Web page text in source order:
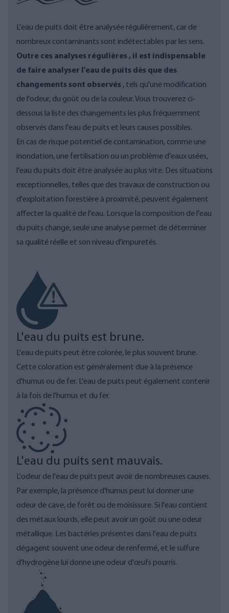
L'eau de puits doit être analysée régulièrement, car de
nombreux contaminants sont indétectables par les sens.
Outre ces analyses régulières , il est indispensable
de faire analyser l'eau de puits dès que des
changements sont observés , tels qu'une modification
de l'odeur, du goût ou de la couleur. Vous trouverez ci-
dessous la liste des changements les plus fréquemment
observés dans l'eau de puits et leurs causes possibles.
En cas de risque potentiel de contamination, comme une
inondation, une fertilisation ou un problème d'eaux usées,
l'eau du puits doit être analysée au plus vite. Des situations
exceptionnelles, telles que des travaux de construction ou
d'exploitation forestière à proximité, peuvent également
affecter la qualité de l'eau. Lorsque la composition de l'eau
du puits change, seule une analyse permet de déterminer
sa qualité réelle et son niveau d'impuretés.
L'eau du puits est brune.
L'eau de puits peut être colorée, le plus souvent brune.
Cette coloration est généralement due à la présence
d'humus ou de fer. L'eau de puits peut également contenir
à la fois de l'humus et du fer.
L'eau du puits sent mauvais.
L'odeur de l'eau de puits peut avoir de nombreuses causes.
Par exemple, la présence d'humus peut lui donner une
odeur de cave, de forêt ou de moisissure. Si l'eau contient
des métaux lourds, elle peut avoir un goût ou une odeur
métallique. Les bactéries présentes dans l'eau de puits
dégagent souvent une odeur de renfermé, et le sulfure
d'hydrogène lui donne une odeur d'œufs pourris.